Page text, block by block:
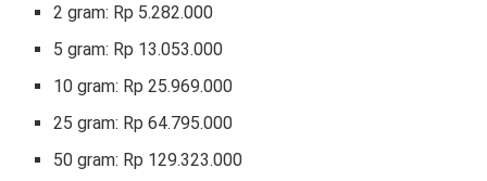
‎2 gram: Rp 5.282.000
‎5 gram: Rp 13.053.000
10 gram: Rp 25.969.000
‎25 gram: Rp 64.795.000 ‎
50 gram: Rp 129.323.000